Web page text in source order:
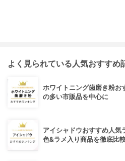
よく見られている人気おすすめ
ホワイトニング歯磨き粉お
の多い市販品を中心に
アイシャドウおすすめ人
色&ラメ入り商品を徹底比較